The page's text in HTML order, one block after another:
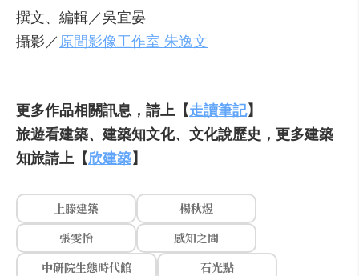
撰文、編輯／吳宜晏
攝影／ 原間影像工作室 朱逸文
更多作品相關訊息，請上【走讀筆記】
旅遊看建築、建築知文化、文化說歷史，更多建築
知旅請上【欣建築】
上滕建築
楊秋煜
張雯怡
感知之間
中研院生態時代館
石光點